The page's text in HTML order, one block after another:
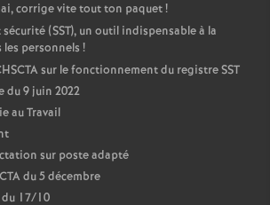
corrige vite tout ton paquet!
(SST), un outil indispensable à la
personnels !
sur le fonctionnement du registre SST
du 9 juin 2022
au Travail
sur poste adapté
du 5 décembre
du 17/10